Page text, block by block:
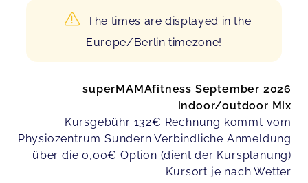
eine Freude zu wissen, dass du 1 x die Woche
Raum zum plaudern gibst😊. Auch wenn ich an
manchen Tagen ziemlich ins schwitzen kam...
jede Stunde bei dir ins schwitzen 🥵, hat es mir
persönlich unglaublich viel gebracht und sehr
viel Freude bereitet! Du bist so ein liebevoller
toller Mensch und man sieht und spürt es, dass
das was du machst, dir ebenfalls Spaß und
Freude bereitet! Du hast dir bei jedem Training
Zeit für uns genommen 🥰 und uns die Zeit
The times are displayed in the
Europe/Berlin timezone!
superMAMAfitness September 2026
indoor/outdoor Mix
Kursgebühr 132€ Rechnung kommt vom
Physiozentrum Sundern Verbindliche Anmeldung
über die 0,00€ Option (dient der Kursplanung)
Kursort je nach Wetter